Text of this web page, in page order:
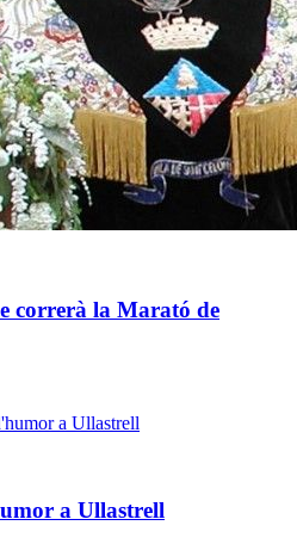
correrà la Marató de
a Ullastrell